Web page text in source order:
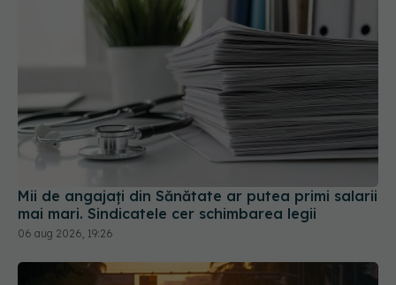
Mii de angajați din Sănătate ar putea primi salarii
mai mari. Sindicatele cer schimbarea legii
06 aug 2026, 19:26